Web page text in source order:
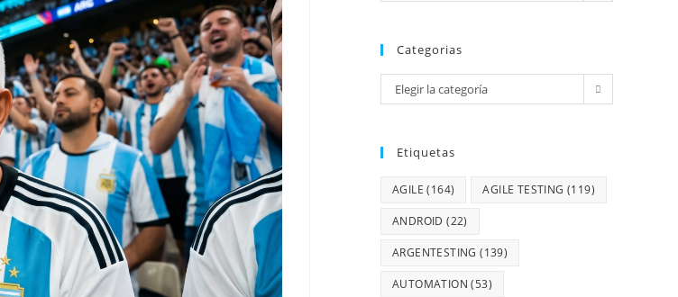
Categorias
Elegir la categoría
Etiquetas
AGILE (164) AGILE TESTING (119)
ANDROID (22)
ARGENTESTING (139)
AUTOMATION (53)